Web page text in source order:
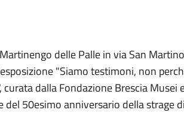
delle Palle in via San
"Siamo testimoni, non
dalla Fondazione Brescia Musei
50esimo anniversario della strage